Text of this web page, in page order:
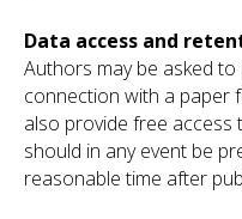
Data access and
Authors may be asked
connection with a paper
also provide free access
should in any event be
reasonable time after